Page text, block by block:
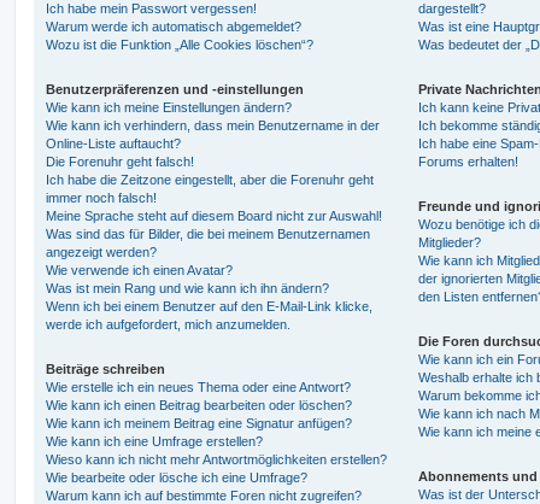
Ich habe mein Passwort vergessen!
Warum werde ich automatisch abgemeldet?
Wozu ist die Funktion „Alle Cookies löschen“?
Benutzerpräferenzen und -einstellungen
Wie kann ich meine Einstellungen ändern?
Wie kann ich verhindern, dass mein Benutzername in der
Online-Liste auftaucht?
Die Forenuhr geht falsch!
Ich habe die Zeitzone eingestellt, aber die Forenuhr geht
immer noch falsch!
Meine Sprache steht auf diesem Board nicht zur Auswahl!
Was sind das für Bilder, die bei meinem Benutzernamen
angezeigt werden?
Wie verwende ich einen Avatar?
Was ist mein Rang und wie kann ich ihn ändern?
Wenn ich bei einem Benutzer auf den E-Mail-Link klicke,
werde ich aufgefordert, mich anzumelden.
Beiträge schreiben
Wie erstelle ich ein neues Thema oder eine Antwort?
Wie kann ich einen Beitrag bearbeiten oder löschen?
Wie kann ich meinem Beitrag eine Signatur anfügen?
Wie kann ich eine Umfrage erstellen?
Wieso kann ich nicht mehr Antwortmöglichkeiten erstellen?
Wie bearbeite oder lösche ich eine Umfrage?
Warum kann ich auf bestimmte Foren nicht zugreifen?
dargestellt?
Was ist eine
Was bedeutet der
Private
Ich kann keine
Ich bekomme
Ich habe eine
Forums erhalten!
Freunde und
Wozu benötige ich
Mitglieder?
Wie kann ich
der ignorierten
den Listen
Die Foren
Wie kann ich ein
Weshalb erhalte ich
Warum bekomme
Wie kann ich nach
Wie kann ich meine
Abonnements und
Was ist der